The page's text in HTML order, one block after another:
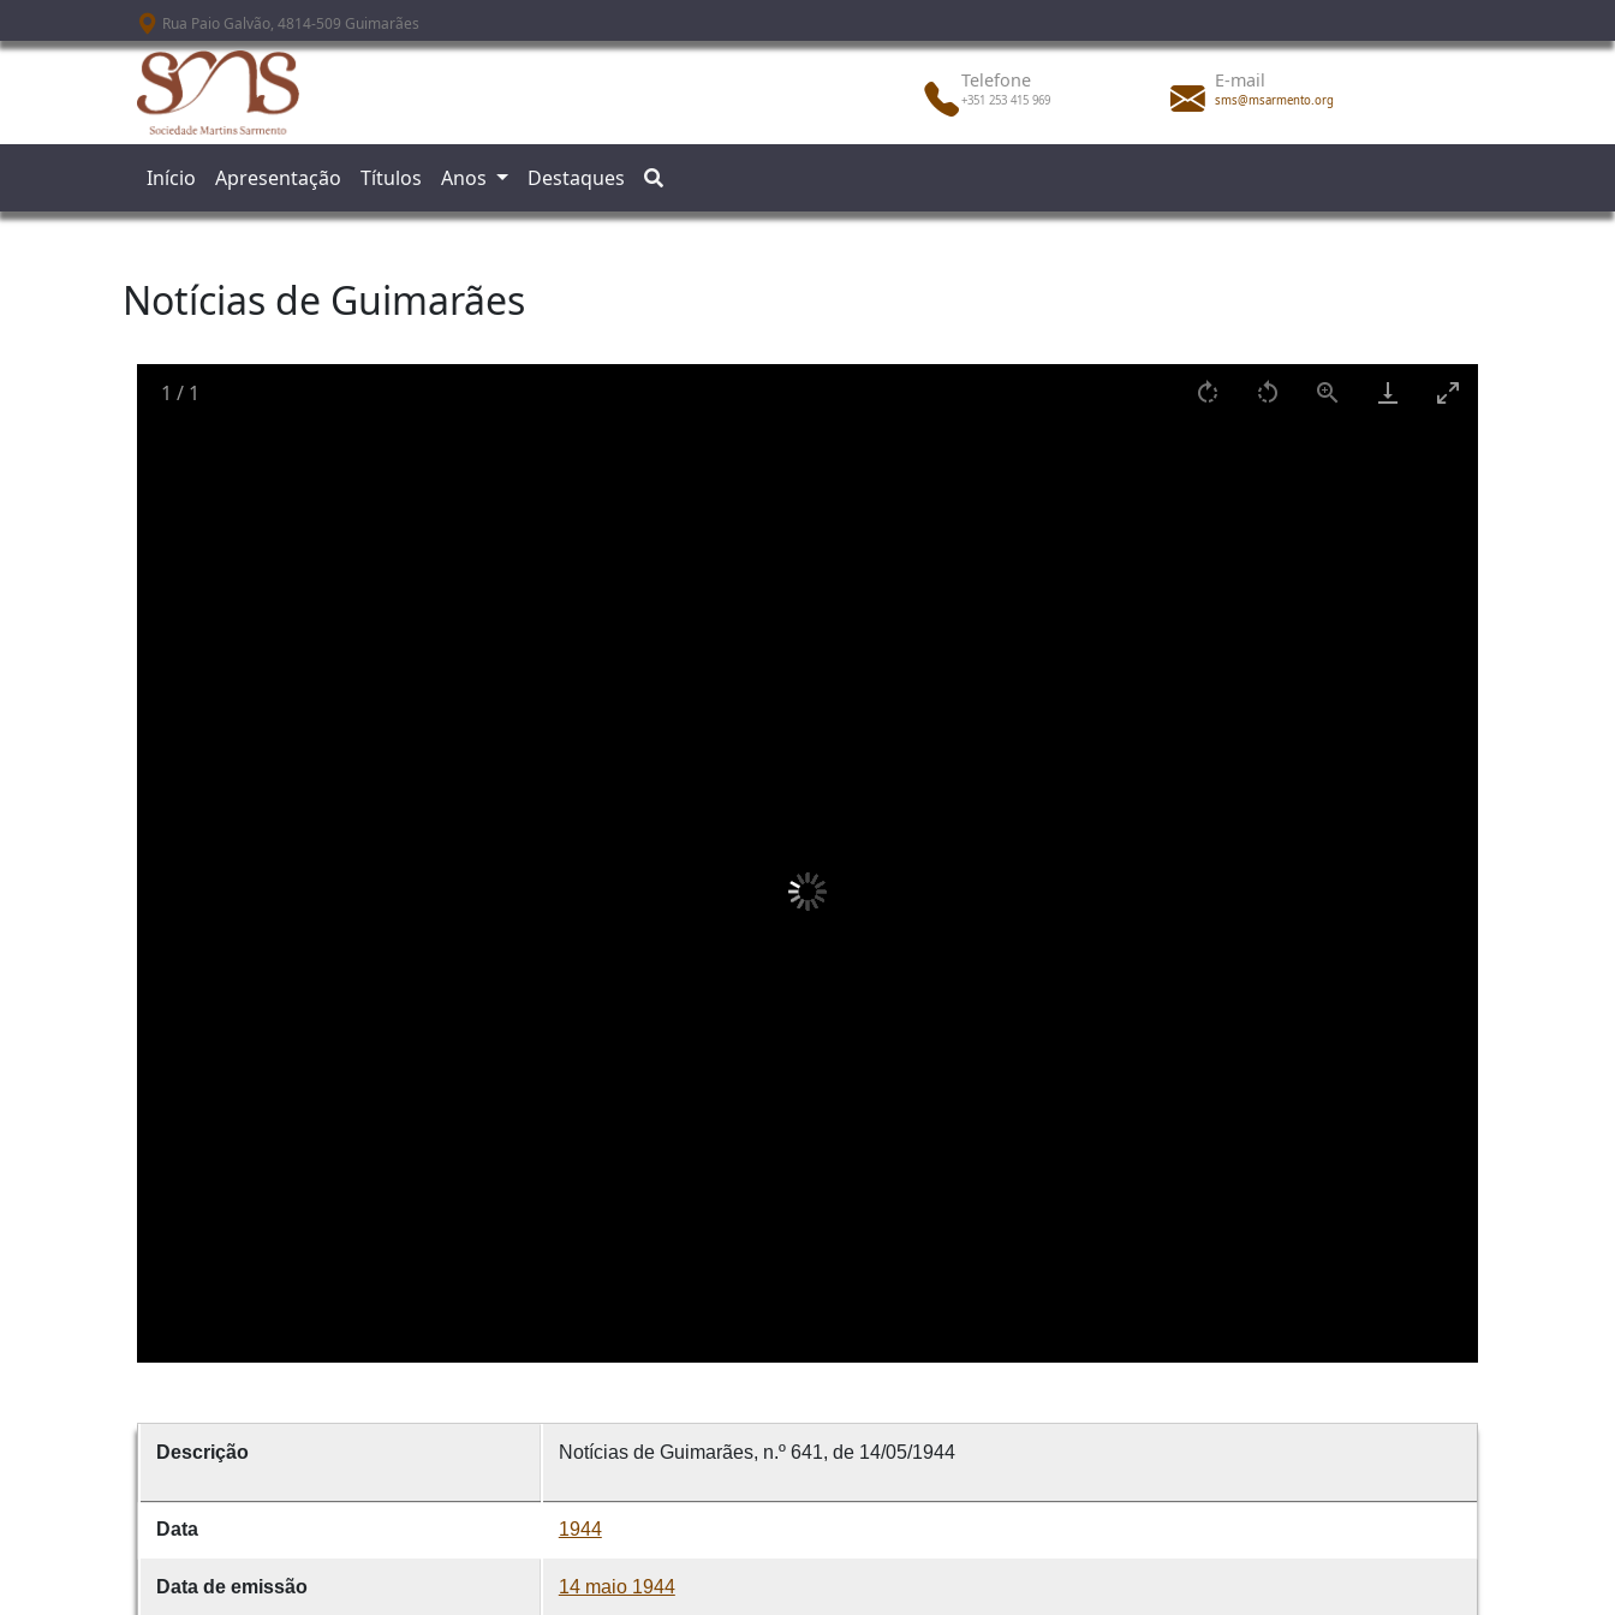
Passar para o conteúdo principal
Rua Paio Galvão, 4814-509 Guimarães
Telefone
+351 253 415 969
E-mail
sms@msarmento.org
Início Apresentação Títulos Anos Destaques
Notícias de Guimarães
1 / 1
Descrição Notícias de Guimarães, n.º 641, de 14/05/1944
Data 1944
Data de emissão 14 maio 1944